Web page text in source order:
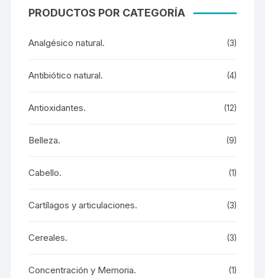
PRODUCTOS POR CATEGORÍA
Analgésico natural. (3)
Antibiótico natural. (4)
Antioxidantes. (12)
Belleza. (9)
Cabello. (1)
Cartílagos y articulaciones. (3)
Cereales. (3)
Concentración y Memoria. (1)